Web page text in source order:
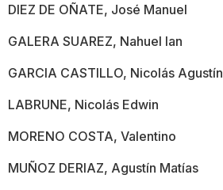
DIEZ DE OÑATE, José Manuel
GALERA SUAREZ, Nahuel Ian
GARCIA CASTILLO, Nicolás Agustín
LABRUNE, Nicolás Edwin
MORENO COSTA, Valentino
MUÑOZ DERIAZ, Agustín Matías